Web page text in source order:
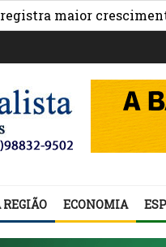
maior crescimento do
ECONOMIA